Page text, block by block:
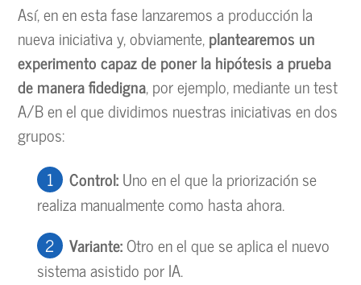
Así, en en esta fase lanzaremos a producción la
nueva iniciativa y, obviamente,plantearemos un
experimento capaz de poner la hipótesis a prueba
de manera fidedigna, por ejemplo, mediante un test
A/B en el que dividimos nuestras iniciativas en dos
grupos:
Control:Uno en el que la priorización se
realiza manualmente como hasta ahora.
Variante:Otro en el que se aplica el nuevo
sistema asistido por IA.